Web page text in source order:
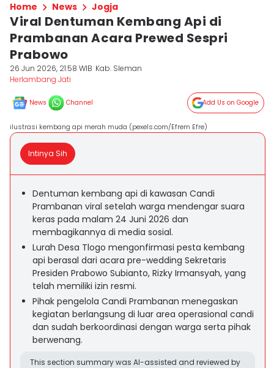
Home News Jogja
Viral Dentuman Kembang Api di
Prambanan Acara Prewed Sespri
Prabowo
26 Jun 2026, 21:58 WIB Kab. Sleman
Herlambang Jati
News Channel Add Us on Google
ilustrasi kembang api merah muda (pexels.com/Efrem Efre)
Intinya Sih
Dentuman kembang api di kawasan Candi
Prambanan viral setelah warga mendengar suara
keras pada malam 24 Juni 2026 dan
membagikannya di media sosial.
Lurah Desa Tlogo mengonfirmasi pesta kembang
api berasal dari acara pre-wedding Sekretaris
Presiden Prabowo Subianto, Rizky Irmansyah, yang
telah memiliki izin resmi.
Pihak pengelola Candi Prambanan menegaskan
kegiatan berlangsung di luar area operasional candi
dan sudah berkoordinasi dengan warga serta pihak
berwenang.
This section summary was AI-assisted and reviewed by